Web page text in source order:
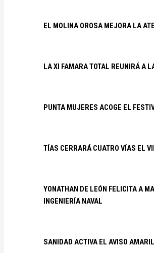
EL MOLINA OROSA MEJORA LA
LA XI FAMARA TOTAL REUNIRÁ A
PUNTA MUJERES ACOGE EL
TÍAS CERRARÁ CUATRO VÍAS EL
YONATHAN DE LEÓN FELICITA A
INGENIERÍA NAVAL
SANIDAD ACTIVA EL AVISO